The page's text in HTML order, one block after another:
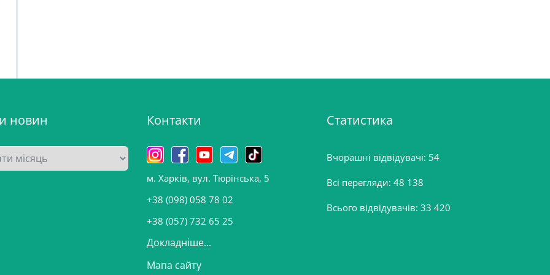
новин Контакти
м. Харків, вул. Тюрінська, 5
+38 (098) 058 78 02
+38 (057) 732 65 25
Докладніше...
Мапа сайту
Статистика
Вчорашні відвідувачі: 54
Всі перегляди: 48 138
Всього відвідувачів: 33 420